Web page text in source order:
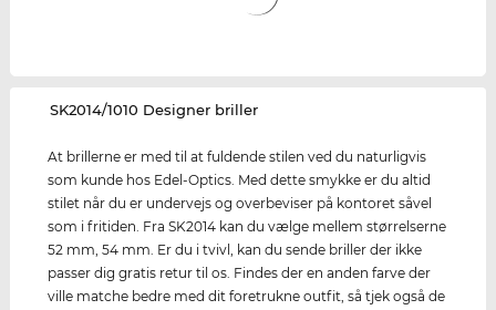
‌SK2014/1010 Designer briller
At brillerne er med til at fuldende stilen ved du naturligvis
som kunde hos Edel-Optics. Med dette smykke er du altid
stilet når du er undervejs og overbeviser på kontoret såvel
som i fritiden. Fra SK2014 kan du vælge mellem størrelserne
52 mm, 54 mm. Er du i tvivl, kan du sende briller der ikke
passer dig gratis retur til os. Findes der en anden farve der
ville matche bedre med dit foretrukne outfit, så tjek også de